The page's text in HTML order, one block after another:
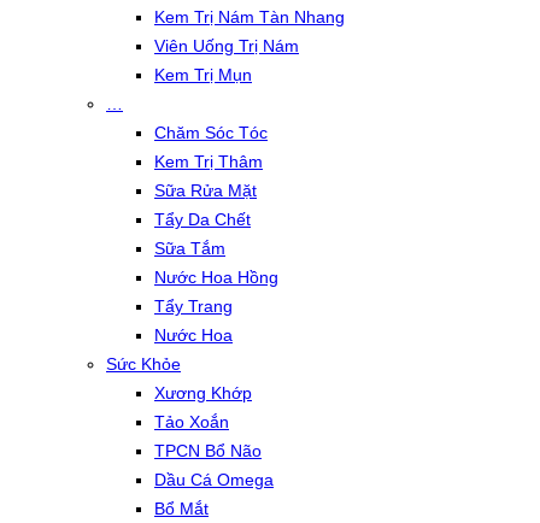
Kem Trị Nám Tàn Nhang
Viên Uống Trị Nám
Kem Trị Mụn
Chăm Sóc Tóc
Kem Trị Thâm
Sữa Rửa Mặt
Tẩy Da Chết
Sữa Tắm
Nước Hoa Hồng
Tẩy Trang
Nước Hoa
Sức Khỏe
Xương Khớp
Tảo Xoắn
TPCN Bổ Não
Dầu Cá Omega
Bổ Mắt